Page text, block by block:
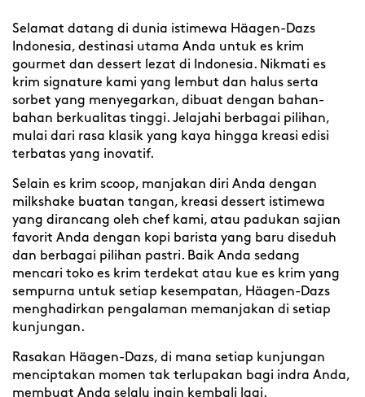
Selamat datang di dunia istimewa Häagen-Dazs
Indonesia, destinasi utama Anda untuk es krim
gourmet dan dessert lezat di Indonesia. Nikmati es
krim signature kami yang lembut dan halus serta
sorbet yang menyegarkan, dibuat dengan bahan-
bahan berkualitas tinggi. Jelajahi berbagai pilihan,
mulai dari rasa klasik yang kaya hingga kreasi edisi
terbatas yang inovatif.
Selain es krim scoop, manjakan diri Anda dengan
milkshake buatan tangan, kreasi dessert istimewa
yang dirancang oleh chef kami, atau padukan sajian
favorit Anda dengan kopi barista yang baru diseduh
dan berbagai pilihan pastri. Baik Anda sedang
mencari toko es krim terdekat atau kue es krim yang
sempurna untuk setiap kesempatan, Häagen-Dazs
menghadirkan pengalaman memanjakan di setiap
kunjungan.
Rasakan Häagen-Dazs, di mana setiap kunjungan
menciptakan momen tak terlupakan bagi indra Anda,
membuat Anda selalu ingin kembali lagi.